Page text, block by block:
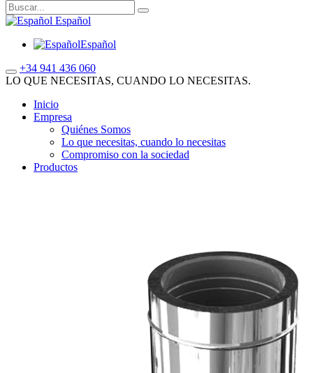
Español
Español
+34 941 436 060
LO QUE NECESITAS, CUANDO LO NECESITAS.
Inicio
Empresa
Quiénes Somos
Lo que necesitas, cuando lo necesitas
Compromiso con la sociedad
Productos